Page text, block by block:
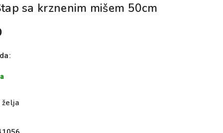
sa krznenim mišem 50cm